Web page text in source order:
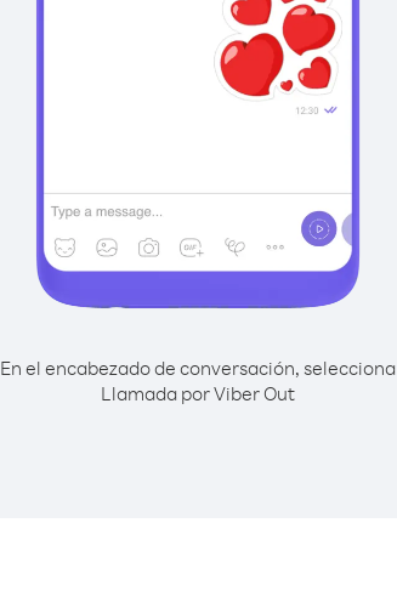
En el encabezado de conversación, selecciona
Llamada por Viber Out